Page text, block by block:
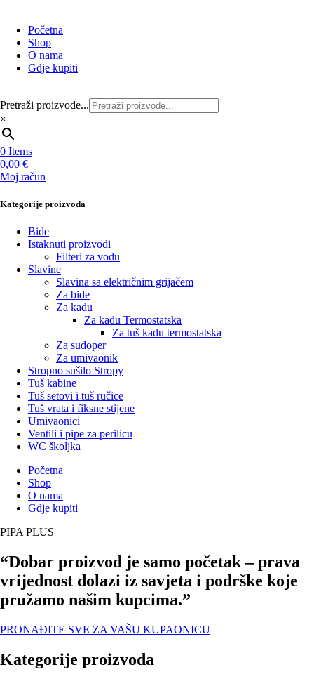
Početna
Shop
O nama
Gdje kupiti
Pretraži proizvode...
×
0 Items
0,00 €
Moj račun
Kategorije proizvoda
Bide
Istaknuti proizvodi
Filteri za vodu
Slavine
Slavina sa električnim grijačem
Za bide
Za kadu
Za kadu Termostatska
Za tuš kadu termostatska
Za sudoper
Za umivaonik
Stropno sušilo Stropy
Tuš kabine
Tuš setovi i tuš ručice
Tuš vrata i fiksne stijene
Umivaonici
Ventili i pipe za perilicu
WC školjka
Početna
Shop
O nama
Gdje kupiti
PIPA PLUS
“Dobar proizvod je samo početak – prava
vrijednost dolazi iz savjeta i podrške koje
pružamo našim kupcima.”
PRONAĐITE SVE ZA VAŠU KUPAONICU
Kategorije proizvoda